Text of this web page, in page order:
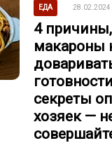
ЕДА 28.02.2024
4
макароны
секреты
хозяек —